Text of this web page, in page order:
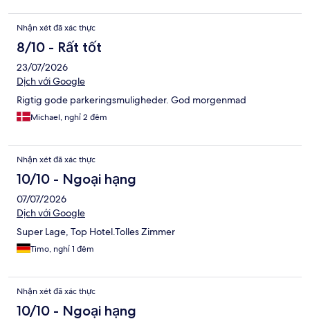
Nhận xét đã xác thực
8/10 - Rất tốt
23/07/2026
Dịch với Google
Rigtig gode parkeringsmuligheder. God morgenmad
Michael, nghỉ 2 đêm
Nhận xét đã xác thực
10/10 - Ngoại hạng
07/07/2026
Dịch với Google
Super Lage, Top Hotel.Tolles Zimmer
Timo, nghỉ 1 đêm
Nhận xét đã xác thực
10/10 - Ngoại hạng